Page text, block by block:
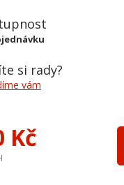
si rady?
vám
Kč